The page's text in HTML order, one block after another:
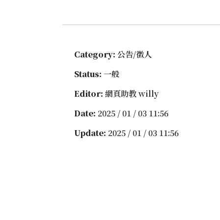
Category: 公告/徵人
Status: 一般
Editor: 網頁助教 willy
Date: 2025 / 01 / 03 11:56
Update: 2025 / 01 / 03 11:56